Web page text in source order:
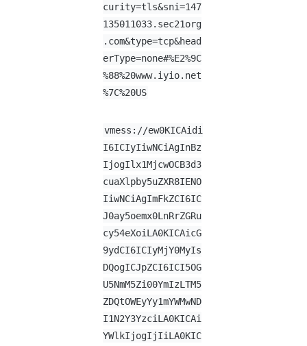
curity=tls&sni=147
135011033.sec21org
.com&type=tcp&head
erType=none#%E2%9C
%88%20www.iyio.net
%7C%20US
vmess://ew0KICAidi
I6ICIyIiwNCiAgInBz
IjogIlx1MjcwOCB3d3
cuaXlpby5uZXR8IENO
IiwNCiAgImFkZCI6IC
J0ay5oemx0LnRrZGRu
cy54eXoiLA0KICAicG
9ydCI6ICIyMjY0MyIs
DQogICJpZCI6ICI5OG
U5NmM5Zi00YmIzLTM5
ZDQtOWEyYy1mYWMwND
I1N2Y3YzciLA0KICAi
YWlkIjogIjIiLA0KIC